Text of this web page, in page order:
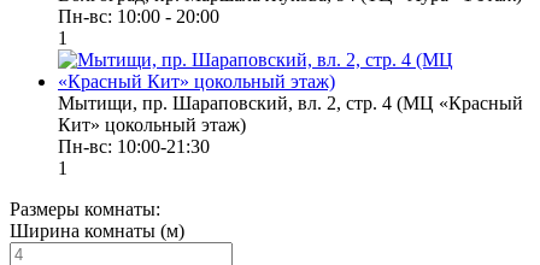
Пн-вс: 10:00 - 20:00
1
Мытищи, пр. Шараповский, вл. 2, стр. 4 (МЦ «Красный
Кит» цокольный этаж)
Пн-вс: 10:00-21:30
1
Размеры комнаты:
Ширина комнаты (м)